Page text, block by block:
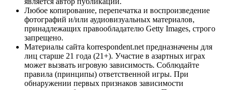
Любое копирование, перепечатка и воспроизведение
фотографий и/или аудиовизуальных материалов,
принадлежащих правообладателю Getty Images, строго
запрещено.
Материалы сайта korrespondent.net предназначены для
лиц старше 21 года (21+). Участие в азартных играх
может вызвать игровую зависимость. Соблюдайте
правила (принципы) ответственной игры. При
обнаружении первых признаков зависимости